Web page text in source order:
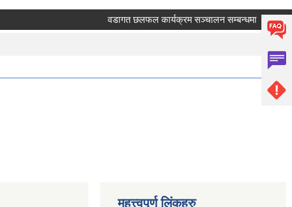
वडागत छलफल कार्यक्रम सञ्चालन सम्बन्धमा । कक्षा
महत्त्वपूर्ण लिंकहरु